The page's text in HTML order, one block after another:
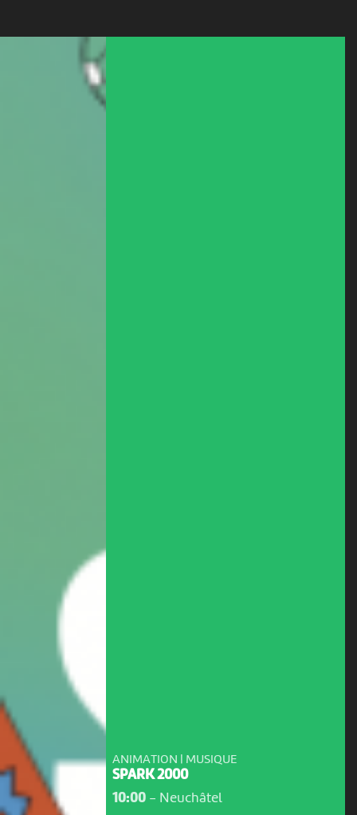
ANIMATION | MUSIQUE
SPARK 2000
10:00- Neuchâtel